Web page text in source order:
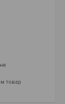
товар